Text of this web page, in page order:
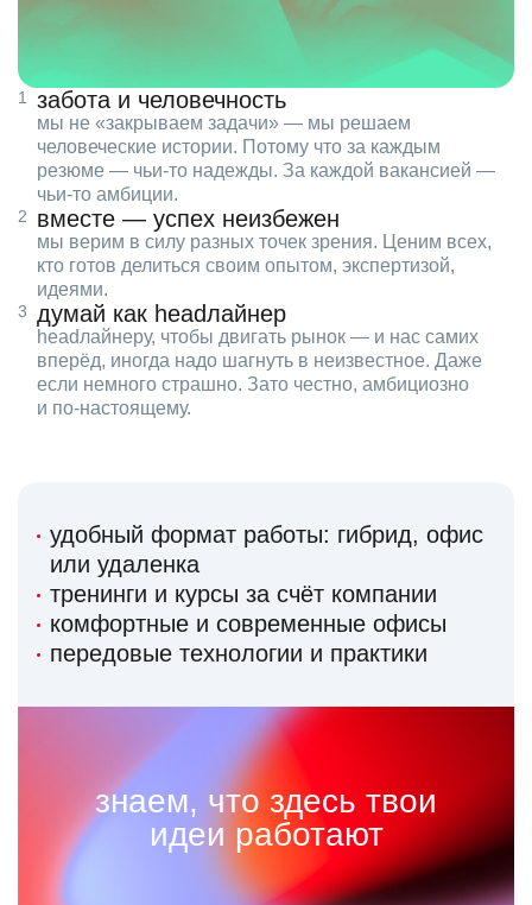
забота и человечность
мы не «закрываем задачи» — мы решаем
человеческие истории. Потому что за каждым
резюме — чьи‑то надежды. За каждой вакансией —
чьи‑то амбиции.
вместе — успех неизбежен
мы верим в силу разных точек зрения. Ценим всех,
кто готов делиться своим опытом, экспертизой,
идеями.
думай как headлайнер
headлайнеру, чтобы двигать рынок — и нас самих
вперёд, иногда надо шагнуть в неизвестное. Даже
если немного страшно. Зато честно, амбициозно
и по‑настоящему.
удобный формат работы: гибрид, офис
или удаленка
тренинги и курсы за счёт компании
комфортные и современные офисы
передовые технологии и практики
знаем, что здесь твои
идеи работают